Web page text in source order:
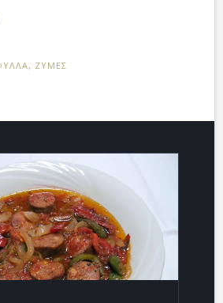
ΖΥΜΕΣ